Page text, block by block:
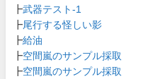
┣武器テスト-1
┣尾行する怪しい影
┣給油
┣空間嵐のサンプル採取
┣空間嵐のサンプル採取